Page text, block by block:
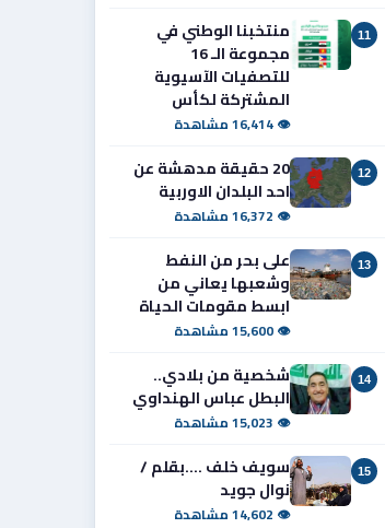
11
منتخبنا الوطني في
مجموعة الـ 16
للتصفيات الآسيوية
المشتركة لكأس
👁 16,414 مشاهدة
12
20 حقيقة مدهشة عن
احد البلدان الاوربية
👁 16,372 مشاهدة
13
على بحر من النفط
وشعبها يعاني من
ابسط مقومات الحياة
👁 15,600 مشاهدة
14
شخصية من بلادي..
البطل عباس الهنداوي
👁 15,023 مشاهدة
15
سويف خلف ....بقلم /
نوال جويد
👁 14,602 مشاهدة